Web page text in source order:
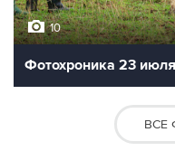
10
Фотохроника 23 июля
ВСЕ